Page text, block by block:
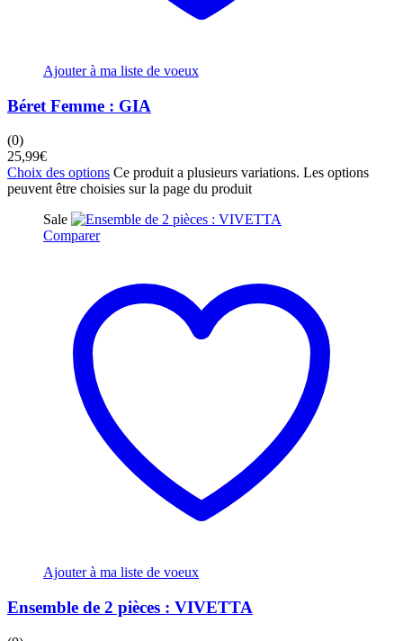
Ajouter à ma liste de voeux
Béret Femme : GIA
(0)
25,99€
Choix des options Ce produit a plusieurs variations. Les options
peuvent être choisies sur la page du produit
Sale
Comparer
Ajouter à ma liste de voeux
Ensemble de 2 pièces : VIVETTA